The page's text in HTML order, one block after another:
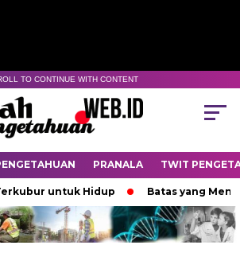
TO CONTINUE WITH CONTENT
PRANALA TWIT
untuk Hidup Batas yang